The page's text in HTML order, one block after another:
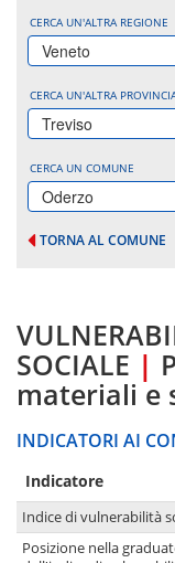
CERCA UN'ALTRA REGIONE
Veneto
CERCA UN'ALTRA
Treviso
CERCA UN COMUNE
Oderzo
TORNA AL COMUNE
SOCIALE |
materiali e
INDICATORI AI
Indicatore
Indice di vulnerabilità
Posizione nella